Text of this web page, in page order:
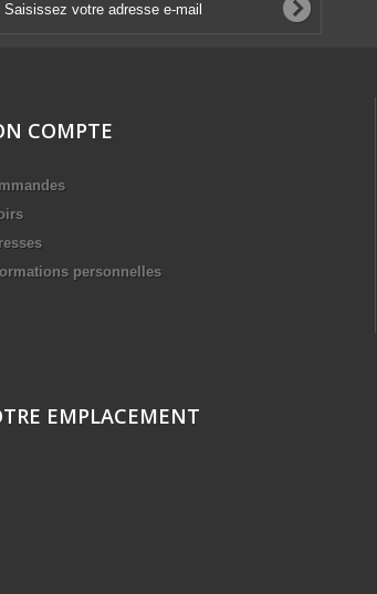
COMPTE
personnelles
EMPLACEMENT